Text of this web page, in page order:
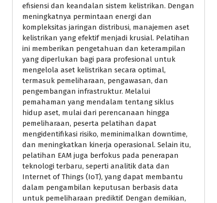
efisiensi dan keandalan sistem kelistrikan. Dengan
meningkatnya permintaan energi dan
kompleksitas jaringan distribusi, manajemen aset
kelistrikan yang efektif menjadi krusial. Pelatihan
ini memberikan pengetahuan dan keterampilan
yang diperlukan bagi para profesional untuk
mengelola aset kelistrikan secara optimal,
termasuk pemeliharaan, pengawasan, dan
pengembangan infrastruktur. Melalui
pemahaman yang mendalam tentang siklus
hidup aset, mulai dari perencanaan hingga
pemeliharaan, peserta pelatihan dapat
mengidentifikasi risiko, meminimalkan downtime,
dan meningkatkan kinerja operasional. Selain itu,
pelatihan EAM juga berfokus pada penerapan
teknologi terbaru, seperti analitik data dan
Internet of Things (IoT), yang dapat membantu
dalam pengambilan keputusan berbasis data
untuk pemeliharaan prediktif. Dengan demikian,